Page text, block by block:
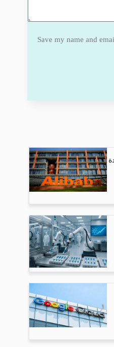
Save my name and